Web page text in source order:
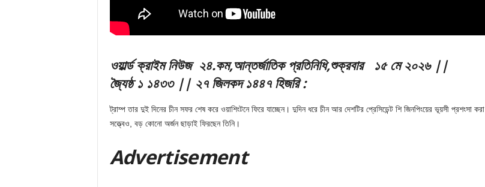
ওয়ার্ল্ড ক্রাইম নিউজ ২৪.কম,আন্তর্জাতিক প্রতিনিধি,শুক্রবার ১৫ মে ২০২৬ ||
জ্যৈষ্ঠ ১ ১৪৩৩ || ২৭ জিলকদ ১৪৪৭ হিজরি:
ট্রাম্প তার দুই দিনের চীন সফর শেষ করে ওয়াশিংটনে ফিরে যাচ্ছেন। দুদিন ধরে চীন আর দেশটির প্রেসিডেন্ট শি জিনপিংয়ের ভূয়সী প্রশংসা করা
সত্ত্বেও, বড় কোনো অর্জন ছাড়াই ফিরছেন তিনি।
Advertisement